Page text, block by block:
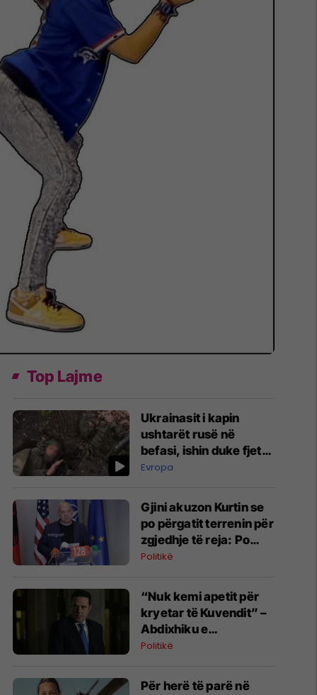
Top Lajme
Ukrainasit i kapin
ushtarët rusë në
befasi, ishin duke fjetur
në strehimoret e
Evropa
Gjini akuzon Kurtin se
po përgatit terrenin për
zgjedhje të reja: Po
manipulon opinionin
Politikë
“Nuk kemi apetit për
kryetar të Kuvendit” –
Abdixhiku e
konsideron si figurë
Politikë
Për herë të parë në